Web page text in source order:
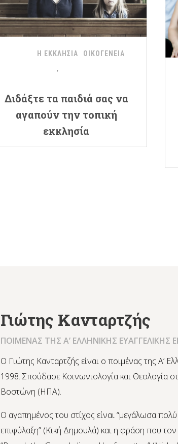
Η ΕΚΚΛΗΣΙΑ ΟΙΚΟΓΕΝΕΙΑ
Διδάξτε τα παιδιά σας να
αγαπούν την τοπική
εκκλησία
Γιώτης Κανταρτζής
ΠΟΙΜΕΝΑΣ ΤΗΣ Α’ ΕΛΛΗΝΙΚΗΣ ΕΥΑΓΓΕΛΙΚΗΣ
Ο Γιώτης Κανταρτζής είναι ο ποιμένας της Α’
1998. Σπούδασε Κοινωνιολογία και Θεολογία
Βοστώνη (ΗΠΑ).
Ο αγαπημένος του στίχος είναι “μεγάλωσα
επιφύλαξη” (Κική Δημουλά) και η φράση που τον